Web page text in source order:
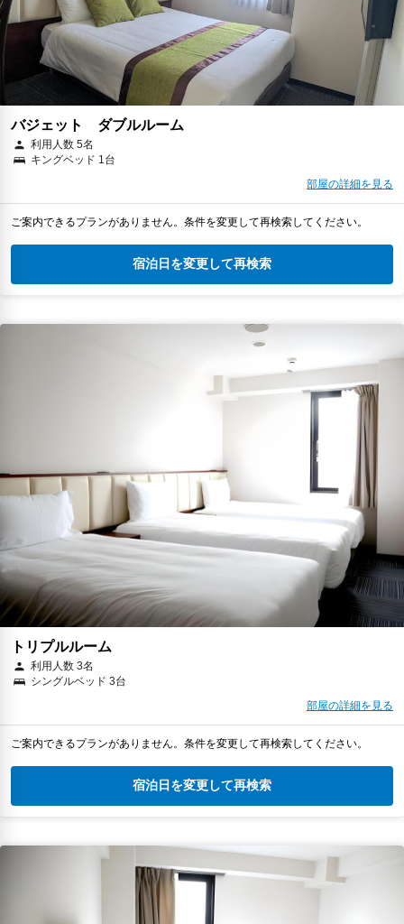
バジェット ダブルルーム
利用人数 5名
キングベッド 1台
部屋の詳細を見る
ご案内できるプランがありません。条件を変更して再検索してください。
宿泊日を変更して再検索
トリプルルーム
利用人数 3名
シングルベッド 3台
部屋の詳細を見る
ご案内できるプランがありません。条件を変更して再検索してください。
宿泊日を変更して再検索